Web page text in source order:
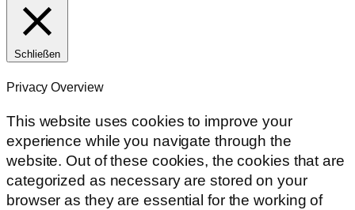
Schließen
Privacy Overview
This website uses cookies to improve your
experience while you navigate through the
website. Out of these cookies, the cookies that are
categorized as necessary are stored on your
browser as they are essential for the working of